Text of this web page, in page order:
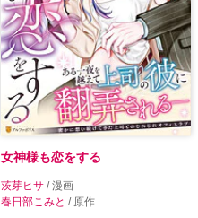
女神様も恋をする
茨芽ヒサ / 漫画
春日部こみと / 原作